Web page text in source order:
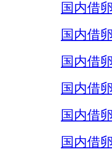
国内借
国内借
国内借
国内借
国内借
国内借